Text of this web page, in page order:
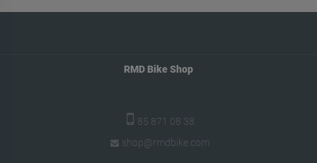
RMD Bike Shop
85 871 08 38
shop@rmdbike.com